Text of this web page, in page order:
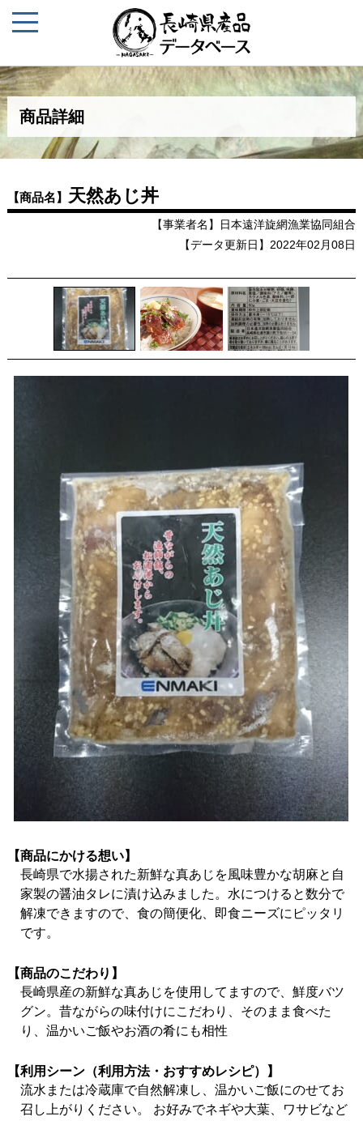
商品詳細
【商品名】 天然あじ丼
【事業者名】日本遠洋旋網漁業協同組合
【データ更新日】2022年02月08日
【商品にかける想い】
長崎県で水揚された新鮮な真あじを風味豊かな胡麻と自
家製の醤油タレに漬け込みました。水につけると数分で
解凍できますので、食の簡便化、即食ニーズにピッタリ
です。
【商品のこだわり】
長崎県産の新鮮な真あじを使用してますので、鮮度バツ
グン。昔ながらの味付けにこだわり、そのまま食べた
り、温かいご飯やお酒の肴にも相性
【利用シーン（利用方法・おすすめレシピ）】
流水または冷蔵庫で自然解凍し、温かいご飯にのせてお
召し上がりください。 お好みでネギや大葉、ワサビなど